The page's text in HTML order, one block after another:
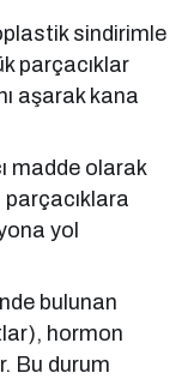
sindirimle
parçacıklar
aşarak kana
madde olarak
parçacıklara
yol
bulunan
hormon
Bu durum